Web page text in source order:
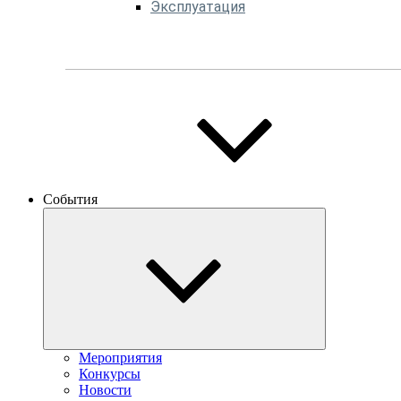
Эксплуатация
События
Мероприятия
Конкурсы
Новости